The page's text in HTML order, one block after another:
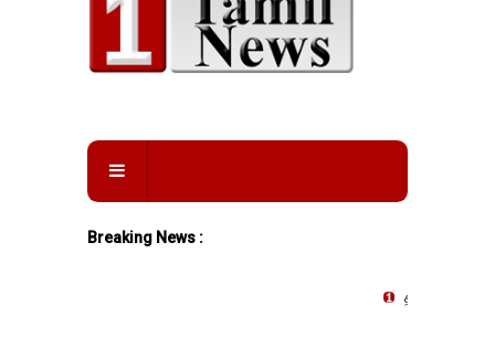
Breaking News :
தங்கம்-வெள்ளி விலை